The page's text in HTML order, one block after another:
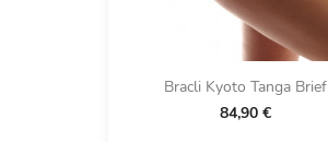
Bracli Kyoto Tanga Brief
84,90 €